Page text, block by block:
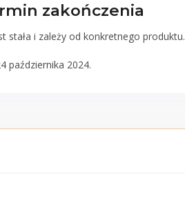
zakończenia
stała i zależy od konkretnego produktu.
października 2024.